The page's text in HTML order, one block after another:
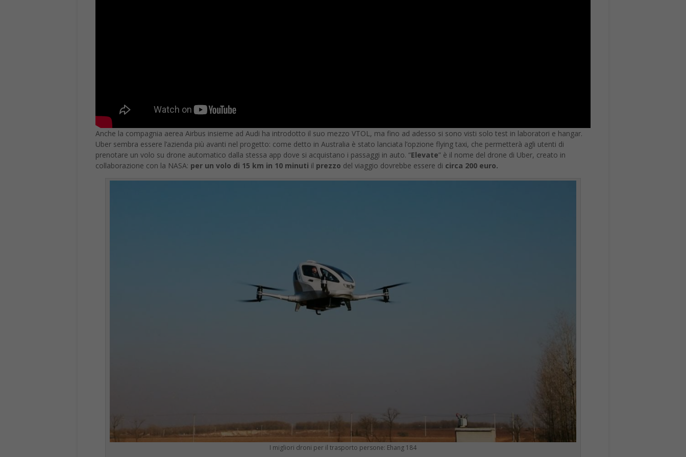
Anche la compagnia aerea Airbus insieme ad Audi ha introdotto il suo mezzo VTOL, ma fino ad adesso si sono visti solo test in laboratori e hangar.
Uber sembra essere l’azienda più avanti nel progetto: come detto in Australia è stato lanciata l’opzione flying taxi, che permetterà agli utenti di
prenotare un volo su drone automatico dalla stessa app dove si acquistano i passaggi in auto. “Elevate” è il nome del drone di Uber, creato in
collaborazione con la NASA: per un volo di 15 km in 10 minuti il prezzo del viaggio dovrebbe essere di circa 200 euro.
I migliori droni per il trasporto persone: Ehang 184